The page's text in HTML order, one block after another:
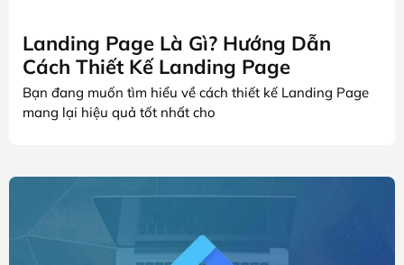
Landing Page Là Gì? Hướng Dẫn
Cách Thiết Kế Landing Page
Bạn đang muốn tìm hiểu về cách thiết kế Landing Page
mang lại hiệu quả tốt nhất cho